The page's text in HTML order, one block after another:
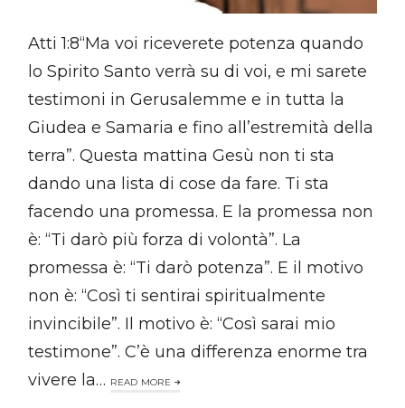
Atti 1:8“Ma voi riceverete potenza quando
lo Spirito Santo verrà su di voi, e mi sarete
testimoni in Gerusalemme e in tutta la
Giudea e Samaria e fino all’estremità della
terra”. Questa mattina Gesù non ti sta
dando una lista di cose da fare. Ti sta
facendo una promessa. E la promessa non
è: “Ti darò più forza di volontà”. La
promessa è: “Ti darò potenza”. E il motivo
non è: “Così ti sentirai spiritualmente
invincibile”. Il motivo è: “Così sarai mio
testimone”. C’è una differenza enorme tra
vivere la… READ MORE